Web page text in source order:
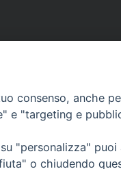
sociali
consenso, anche
e "targeting e
"personalizza"
o chiudendo